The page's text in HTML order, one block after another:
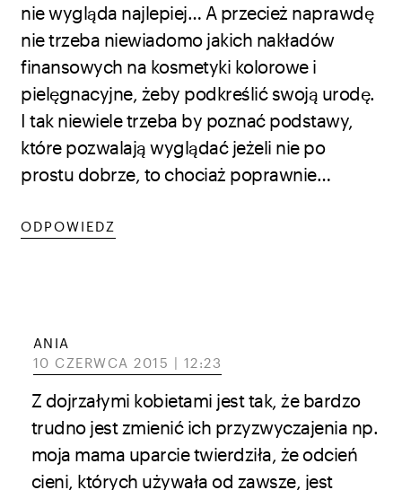
nie wygląda najlepiej… A przecież naprawdę
nie trzeba niewiadomo jakich nakładów
finansowych na kosmetyki kolorowe i
pielęgnacyjne, żeby podkreślić swoją urodę.
I tak niewiele trzeba by poznać podstawy,
które pozwalają wyglądać jeżeli nie po
prostu dobrze, to chociaż poprawnie…
ODPOWIEDZ
ANIA
10 CZERWCA 2015 | 12:23
Z dojrzałymi kobietami jest tak, że bardzo
trudno jest zmienić ich przyzwyczajenia np.
moja mama uparcie twierdziła, że odcień
cieni, których używała od zawsze, jest